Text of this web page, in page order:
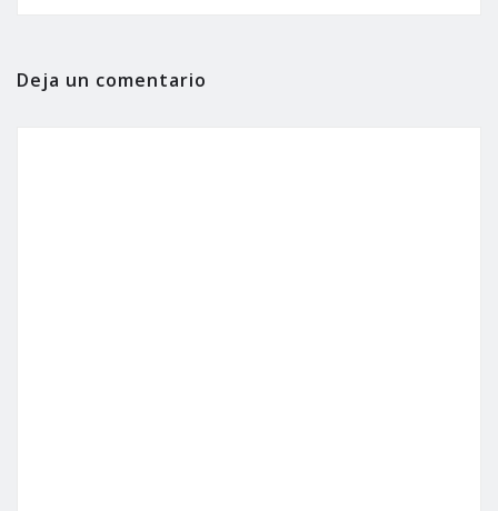
Deja un comentario